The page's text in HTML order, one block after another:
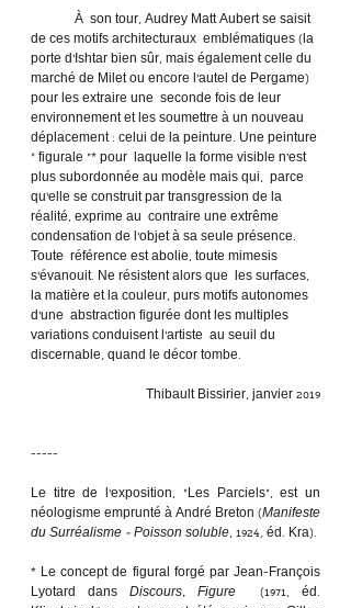
de ces motifs architecturaux  emblématiques (la
porte d’Ishtar bien sûr, mais également celle du
marché de Milet ou encore l’autel de Pergame)
pour les extraire une  seconde fois de leur
environnement et les soumettre à un nouveau
déplacement : celui de la peinture. Une peinture
« figurale »* pour  laquelle la forme visible n’est
plus subordonnée au modèle mais qui,  parce
qu’elle se construit par transgression de la
réalité, exprime au  contraire une extrême
condensation de l’objet à sa seule présence.
Toute  référence est abolie, toute mimesis
s’évanouit. Ne résistent alors que  les surfaces,
la matière et la couleur, purs motifs autonomes
d’une  abstraction figurée dont les multiples
variations conduisent l’artiste  au seuil du
discernable, quand le décor tombe.
Thibault Bissirier, janvier 2019
-----
Le titre de l'exposition, "Les Parciels", est un
néologisme emprunté à André Breton (Manifeste
du Surréalisme - Poisson soluble, 1924, éd. Kra).
* Le concept de figural forgé par Jean-François
Lyotard dans Discours, Figure
  (1971, éd.